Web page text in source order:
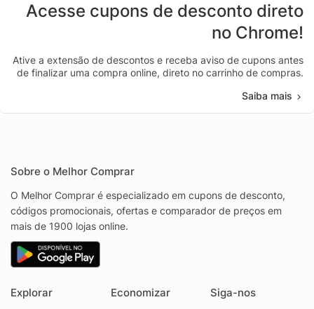
Acesse cupons de desconto direto
no Chrome!
Ative a extensão de descontos e receba aviso de cupons antes
de finalizar uma compra online, direto no carrinho de compras.
Saiba mais
Sobre o Melhor Comprar
O Melhor Comprar é especializado em cupons de desconto,
códigos promocionais, ofertas e comparador de preços em
mais de 1900 lojas online.
Explorar Economizar Siga-nos